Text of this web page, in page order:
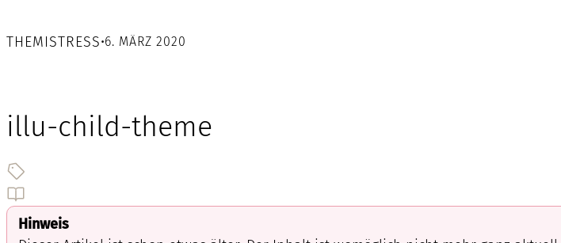
THEMISTRESS•6. MÄRZ 2020
illu-child-theme
Hinweis